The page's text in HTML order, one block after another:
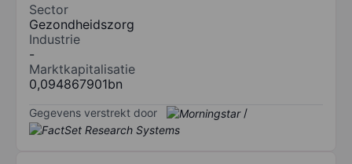
Sector
Gezondheidszorg
Industrie
-
Marktkapitalisatie
0,094867901bn
Gegevens verstrekt door /